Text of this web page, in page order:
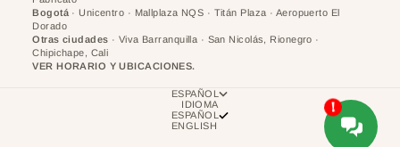
Bogotá· Unicentro · Mallplaza NQS · Titán Plaza · Aeropuerto El
Dorado
Otras ciudades · Viva Barranquilla · San Nicolás, Rionegro ·
Chipichape, Cali
VER HORARIO Y UBICACIONES.
ESPAÑOL
IDIOMA
ESPAÑOL
ENGLISH